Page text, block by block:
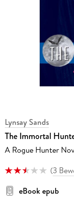
Lynsay Sands
The Immortal
A Rogue Hunter
(3
eBook epub